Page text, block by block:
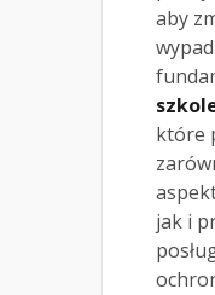
aby
które
jak i